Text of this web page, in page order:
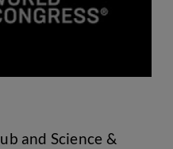
and Science &